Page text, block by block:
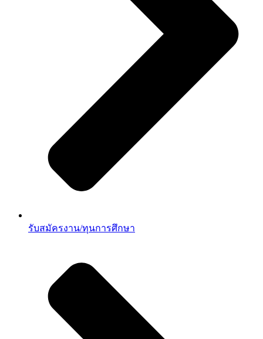
รับสมัครงาน/ทุนการศึกษา